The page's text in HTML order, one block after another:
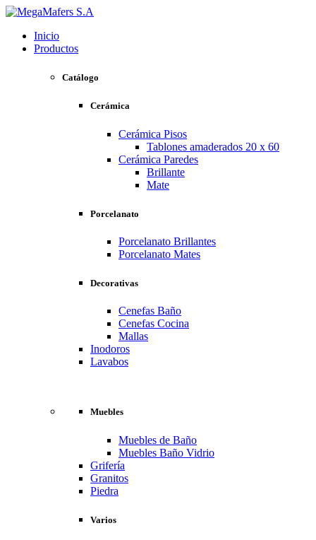
Inicio
Productos
Catálogo
Cerámica
Cerámica Pisos
Tablones amaderados 20 x 60
Cerámica Paredes
Brillante
Mate
Porcelanato
Porcelanato Brillantes
Porcelanato Mates
Decorativas
Cenefas Baño
Cenefas Cocina
Mallas
Inodoros
Lavabos
Muebles
Muebles de Baño
Muebles Baño Vidrio
Grifería
Granitos
Piedra
Varios